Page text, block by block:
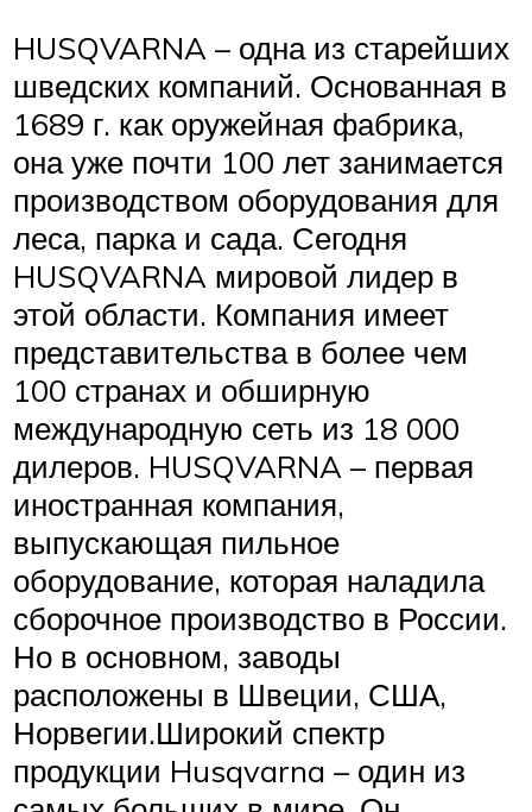
HUSQVARNA – одна из старейших
шведских компаний. Основанная в
1689 г. как оружейная фабрика,
она уже почти 100 лет занимается
производством оборудования для
леса, парка и сада. Сегодня
HUSQVARNA мировой лидер в
этой области. Компания имеет
представительства в более чем
100 странах и обширную
международную сеть из 18 000
дилеров. HUSQVARNA – первая
иностранная компания,
выпускающая пильное
оборудование, которая наладила
сборочное производство в России.
Но в основном, заводы
расположены в Швеции, США,
Норвегии.Широкий спектр
продукции Husqvarna – один из